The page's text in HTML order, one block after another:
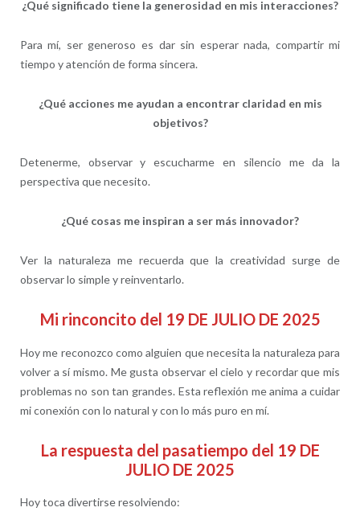
¿Qué significado tiene la generosidad en mis interacciones?
Para mí, ser generoso es dar sin esperar nada, compartir mi
tiempo y atención de forma sincera.
¿Qué acciones me ayudan a encontrar claridad en mis
objetivos?
Detenerme, observar y escucharme en silencio me da la
perspectiva que necesito.
¿Qué cosas me inspiran a ser más innovador?
Ver la naturaleza me recuerda que la creatividad surge de
observar lo simple y reinventarlo.
Mi rinconcito del 19 DE JULIO DE 2025
Hoy me reconozco como alguien que necesita la naturaleza para
volver a sí mismo. Me gusta observar el cielo y recordar que mis
problemas no son tan grandes. Esta reflexión me anima a cuidar
mi conexión con lo natural y con lo más puro en mí.
La respuesta del pasatiempo del 19 DE
JULIO DE 2025
Hoy toca divertirse resolviendo: